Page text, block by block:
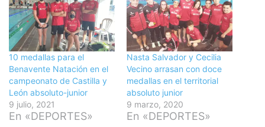
10 medallas para el
Benavente Natación en el
campeonato de Castilla y
León absoluto-junior
9 julio, 2021
En «DEPORTES»
Nasta Salvador y Cecilia
Vecino arrasan con doce
medallas en el territorial
absoluto junior
9 marzo, 2020
En «DEPORTES»